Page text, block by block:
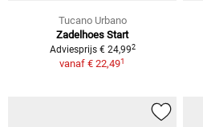
Tucano Urbano
Zadelhoes Start
Adviesprijs € 24,992
vanaf € 22,491